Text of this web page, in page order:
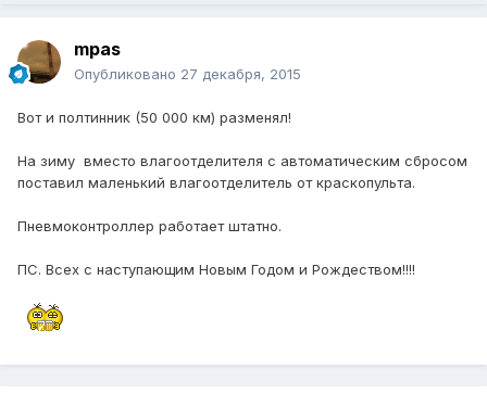
mpas
Опубликовано 27 декабря, 2015
Вот и полтинник (50 000 км) разменял!
На зиму вместо влагоотделителя с автоматическим сбросом
поставил маленький влагоотделитель от краскопульта.
Пневмоконтроллер работает штатно.
ПС. Всех с наступающим Новым Годом и Рождеством!!!!